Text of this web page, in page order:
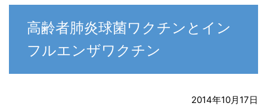
高齢者肺炎球菌ワクチンとイン
フルエンザワクチン
2014年10月17日